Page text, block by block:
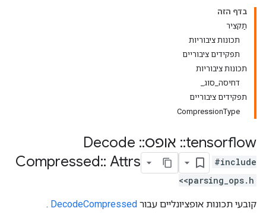
בדף הזה
תַקצִיר
תכונות ציבוריות
תפקידים ציבוריים
תכונות ציבוריות
דחיסה_סוג_
תפקידים ציבוריים
CompressionType
tensorflow
:: אופס::
Compressed:: Attrs
#include
<parsing_ops.h>
קובעי תכונות אופציונליים עבור DecodeCompressed
.